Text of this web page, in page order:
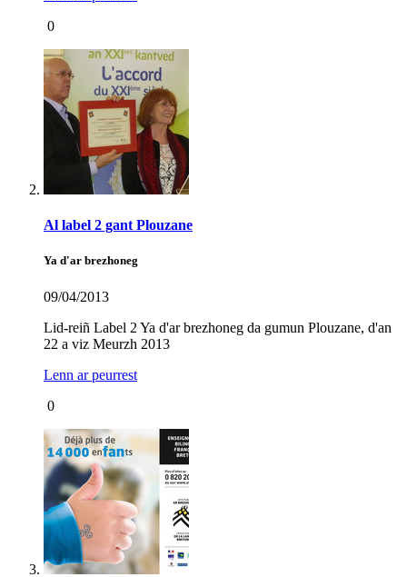
0
Al label 2 gant Plouzane
Ya d'ar brezhoneg
09/04/2013
Lid-reiñ Label 2 Ya d'ar brezhoneg da gumun Plouzane, d'an
22 a viz Meurzh 2013
Lenn ar peurrest
0